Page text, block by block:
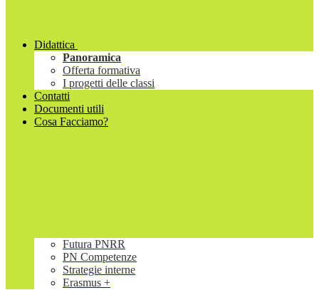
Didattica
Panoramica
Offerta formativa
I progetti delle classi
Contatti
Documenti utili
Cosa Facciamo?
Futura PNRR
PN Competenze
Strategie interne
Erasmus +